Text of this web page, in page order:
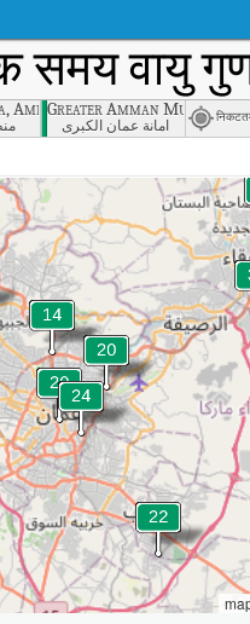
समय वायु
AmmanGreater Amman
اﻣﺎﻧﺔ ﻋﻤﺎن اﻟﻜﺒﺮى